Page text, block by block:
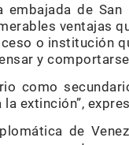
embajada de San
ventajas
o institución
y
como
extinción”,
de